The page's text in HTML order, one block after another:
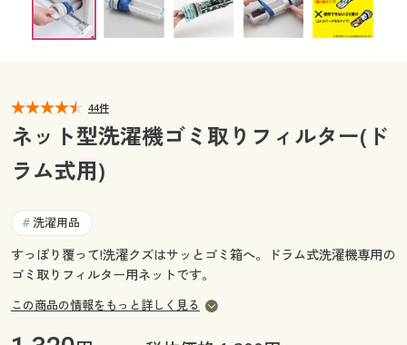
カタログ無料プレゼント
マイページ
閲覧履歴
お気に入り
サポート
ご利用ガイド
会員メニュー
閲覧履歴
お気に入り
サポート
ご利用ガイド
よくある質問とお問い合わせ
44件
ネット型洗濯機ゴミ取りフィルター(ド
ラム式用)
# 洗濯用品
すっぽり覆って!洗濯クズはサッとゴミ箱へ。ドラム式洗濯機専用の
ゴミ取りフィルター用ネットです。
この商品の情報をもっと詳しく見る